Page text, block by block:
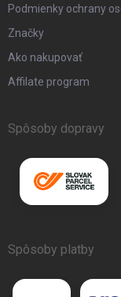
Podmienky ochrany
Značky
Ako nakupovať
Affilate program
Spôsoby dopravy
Spôsoby platby